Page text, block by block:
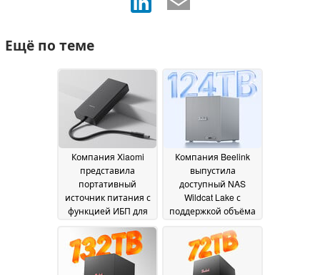
Ещё по теме
Компания Xiaomi
представила
портативный
источник питания с
функцией ИБП для
своего нового
сетевого хранилища
данных (NAS)29 July
Компания Beelink
выпустила
доступный NAS
Wildcat Lake с
поддержкой объёма
19 July 2026